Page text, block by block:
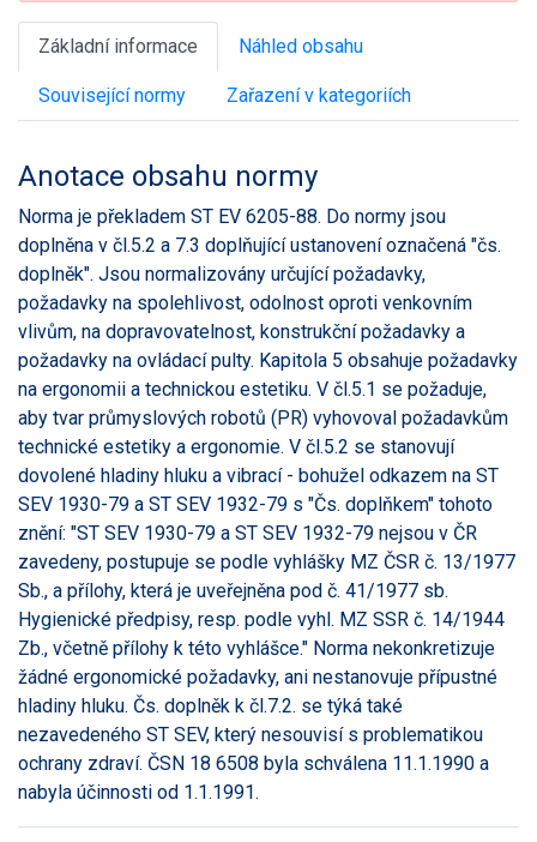
Základní informace Náhled obsahu
Související normy Zařazení v kategoriích
Anotace obsahu normy
Norma je překladem ST EV 6205-88. Do normy jsou
doplněna v čl.5.2 a 7.3 doplňující ustanovení označená "čs.
doplněk". Jsou normalizovány určující požadavky,
požadavky na spolehlivost, odolnost oproti venkovním
vlivům, na dopravovatelnost, konstrukční požadavky a
požadavky na ovládací pulty. Kapitola 5 obsahuje požadavky
na ergonomii a technickou estetiku. V čl.5.1 se požaduje,
aby tvar průmyslových robotů (PR) vyhovoval požadavkům
technické estetiky a ergonomie. V čl.5.2 se stanovují
dovolené hladiny hluku a vibrací - bohužel odkazem na ST
SEV 1930-79 a ST SEV 1932-79 s "Čs. doplňkem" tohoto
znění: "ST SEV 1930-79 a ST SEV 1932-79 nejsou v ČR
zavedeny, postupuje se podle vyhlášky MZ ČSR č. 13/1977
Sb., a přílohy, která je uveřejněna pod č. 41/1977 sb.
Hygienické předpisy, resp. podle vyhl. MZ SSR č. 14/1944
Zb., včetně přílohy k této vyhlášce." Norma nekonkretizuje
žádné ergonomické požadavky, ani nestanovuje přípustné
hladiny hluku. Čs. doplněk k čl.7.2. se týká také
nezavedeného ST SEV, který nesouvisí s problematikou
ochrany zdraví. ČSN 18 6508 byla schválena 11.1.1990 a
nabyla účinnosti od 1.1.1991.